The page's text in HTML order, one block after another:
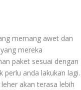
memang awet dan
mereka
paket sesuai dengan
perlu anda lakukan lagi.
akan terasa lebih